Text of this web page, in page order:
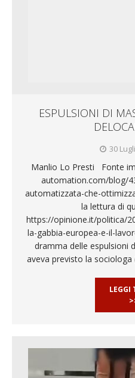
ESPULSIONI DI
30
Manlio Lo Presti Fonte
automation.com/blog/
automatizzata-che-
la lettura di
https://opinione.it/politica/
la-gabbia-europea-e-il-
dramma delle espulsioni
aveva previsto la sociologa
LEGGI